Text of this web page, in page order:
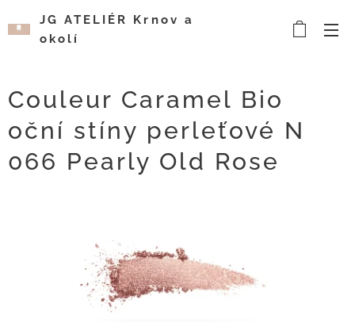
JG ATELIÉR Krnov a
okolí
Couleur Caramel Bio
oční stíny perleťové N
066 Pearly Old Rose